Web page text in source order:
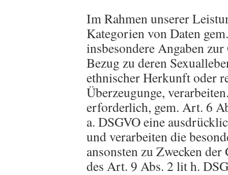
Im Rahmen unserer
Kategorien von Daten
insbesondere Angaben
Bezug zu deren
ethnischer Herkunft oder
Überzeugunge,
erforderlich, gem. Art. 6
a. DSGVO eine
und verarbeiten die
ansonsten zu Zwecken
des Art. 9 Abs. 2 lit h.